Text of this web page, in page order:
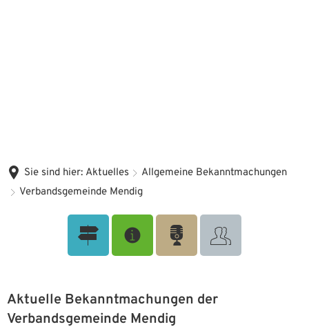
Sie sind hier: Aktuelles
Allgemeine Bekanntmachungen
Verbandsgemeinde Mendig
Verbandsgemeinde Mendig
Aktuelle Bekanntmachungen der
Verbandsgemeinde Mendig